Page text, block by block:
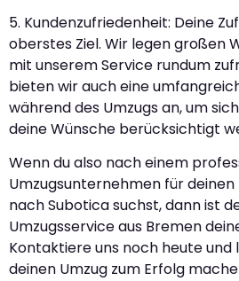
5. Kundenzufriedenheit: Deine
oberstes Ziel. Wir legen großen
mit unserem Service rundum
bieten wir auch eine
während des Umzugs an, um
deine Wünsche berücksichtigt
Wenn du also nach einem
Umzugsunternehmen für
nach Subotica suchst, dann ist
Umzugsservice aus Bremen
Kontaktiere uns noch heute und
deinen Umzug zum Erfolg